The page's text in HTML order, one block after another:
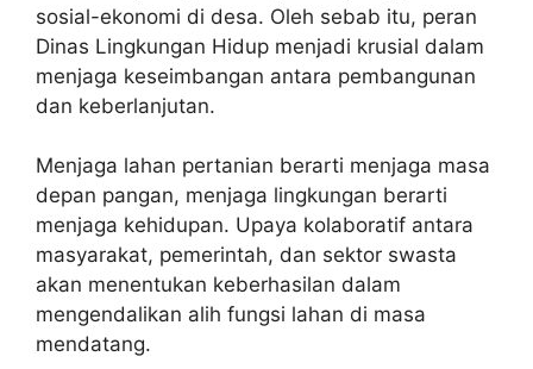
sosial-ekonomi di desa. Oleh sebab itu, peran
Dinas Lingkungan Hidup menjadi krusial dalam
menjaga keseimbangan antara pembangunan
dan keberlanjutan.
Menjaga lahan pertanian berarti menjaga masa
depan pangan, menjaga lingkungan berarti
menjaga kehidupan. Upaya kolaboratif antara
masyarakat, pemerintah, dan sektor swasta
akan menentukan keberhasilan dalam
mengendalikan alih fungsi lahan di masa
mendatang.